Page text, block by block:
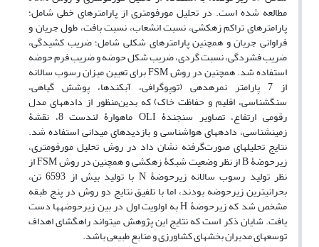
مطالعه شده ‏است. در تحلیل مورفومتری از پارامترهای خطی شامل؛
پارامترهای تراکم زهکشی، نسبت انشعاب، نسبت بافت، طول‏ جریان و
فراوانی ‏جریان و همچنین پارامترهای شکلی شامل؛ ضریب‏ کشیدگی،
ضریب ‏فشردگی، نسبت ‏گردی، ضریب ‏شکل حوضه و ضریب فرم حوضه
استفاده شد. همچنین در‏ روش FSM برای تعیین میزان رسوب سالانه
از 7 پارامتر نمره‏دهی (توپوگرافی، آبکندها، پوشش‏ گیاهی،
سنگ‏شناسی، اقلیم و حفاظت خاک) که بدین‌منظور از داده‏های مدل
رقومی ارتفاع، تصاویر سنجندۀ OLI ماهوارۀ لندست 8، نقشۀ
زمین‏شناسی، داده‏های هواشناسی و بازدیدهای میدانی استفاده شد.
نتایج تحلیل‏های صورت‌گرفته نشان داد در روش تحلیل مورفومتری،
زیرحوضۀ‏ B از نظر وضعیت شبکۀ زهکشی و همچنین در روش FSM از
نظر تولید رسوب سالانه زیرحوضۀ N با تولید بیش از 6593 تن،
بحرانی‏ترین زیر‏حوضه بودند، اما با تلفیق نتایج دو روش در پنج طبقه
مشخص شد که زیر‏حوضۀ H به اولویت اول در بین زیرحوضه‏ها دست
یافت. شایان ذکر است که نتایج این پژوهش می‏تواند راهگشای اهداف
توسعه‏ای مدیران بخش‏های کشاورزی و منابع طبیعی باشد.